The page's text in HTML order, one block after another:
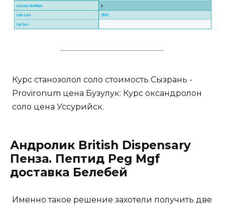
Курс станозолол соло стоимость Сызрань -
Provironum цена Бузулук: Курс оксандролон
соло цена Уссурийск.
Андролик British Dispensary
Пенза. Пептид Peg Mgf
доставка Белебей
Именно такое решение захотели получить две